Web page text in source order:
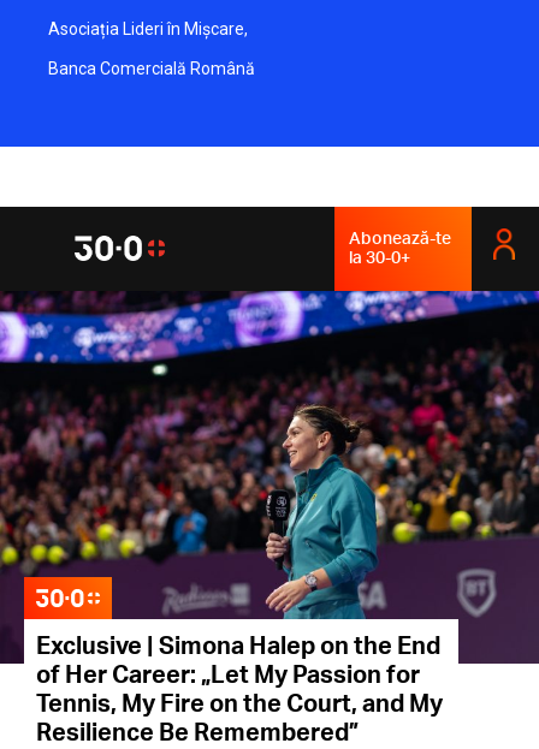
Asociația Lideri în Mișcare,
Banca Comercială Română
Abonează-te
la 30-0+
Exclusive | Simona Halep on the End
of Her Career: „Let My Passion for
Tennis, My Fire on the Court, and My
Resilience Be Remembered”